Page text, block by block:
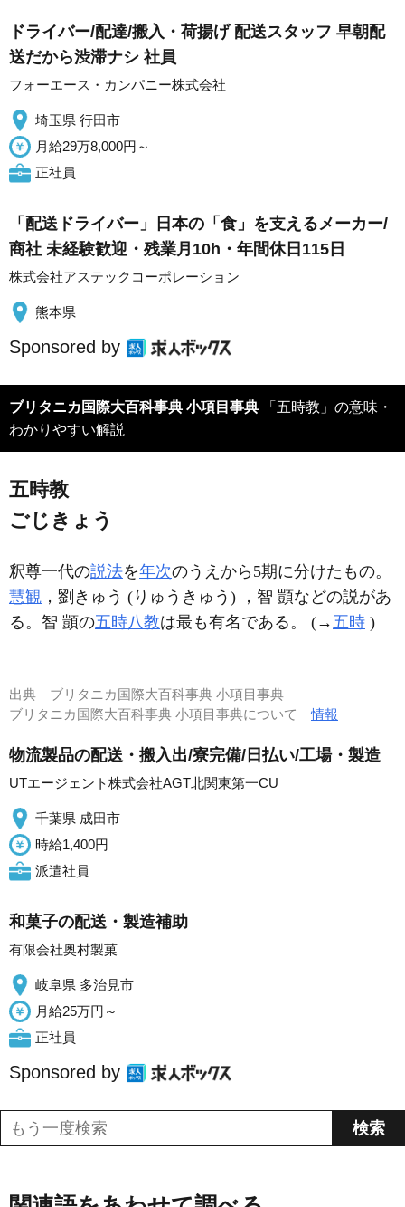
ドライバー/配達/搬入・荷揚げ 配送スタッフ 早朝配
送だから渋滞ナシ 社員
フォーエース・カンパニー株式会社
埼玉県 行田市
月給29万8,000円～
正社員
「配送ドライバー」日本の「食」を支えるメーカー/
商社 未経験歓迎・残業月10h・年間休日115日
株式会社アステックコーポレーション
熊本県
Sponsored by
ブリタニカ国際大百科事典 小項目事典
わかりやすい解説
五時教
ごじきょう
釈尊一代の説法を年次のうえから5期に分けたもの。
慧観 ，劉きゅう (りゅうきゅう) ，智 顗などの説があ
る。智 顗の五時八教は最も有名である。 (→五時 )
出典 ブリタニカ国際大百科事典 小項目事典
ブリタニカ国際大百科事典 小項目事典について情報
物流製品の配送・搬入出/寮完備/日払い/工場・製造
UTエージェント株式会社AGT北関東第一CU
千葉県 成田市
時給1,400円
派遣社員
和菓子の配送・製造補助
有限会社奥村製菓
岐阜県 多治見市
月給25万円～
正社員
Sponsored by